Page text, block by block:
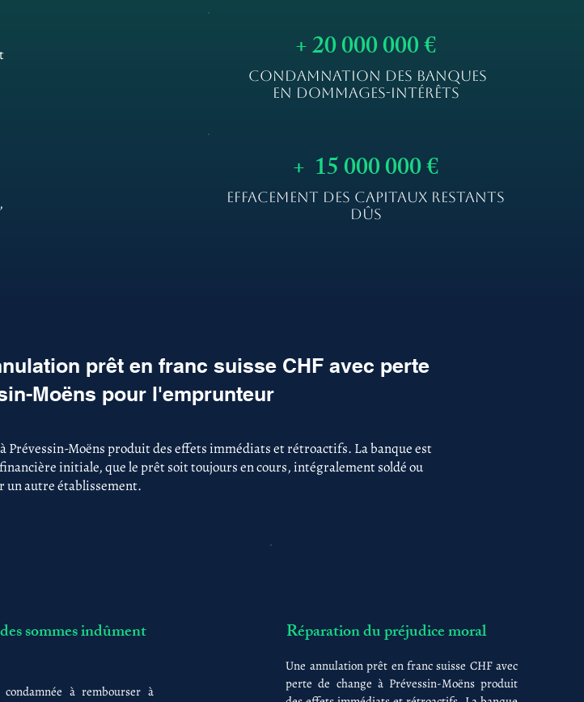
+ 20 000 000 €
CONDAMNATION DES BANQUES
EN DOMMAGES-INTÉRÊTS
+ 15 000 000 €
EFFACEMENT DES CAPITAUX RESTANTS
DÛS
prêt en franc suisse CHF avec perte
Moëns pour l'emprunteur
Prévessin-Moëns produit des effets immédiats et rétroactifs. La banque est
initiale, que le prêt soit toujours en cours, intégralement soldé ou
un autre établissement.
sommes indûment
à rembourser à
Réparation du préjudice moral
Une annulation prêt en franc suisse CHF avec
perte de change à Prévessin-Moëns produit